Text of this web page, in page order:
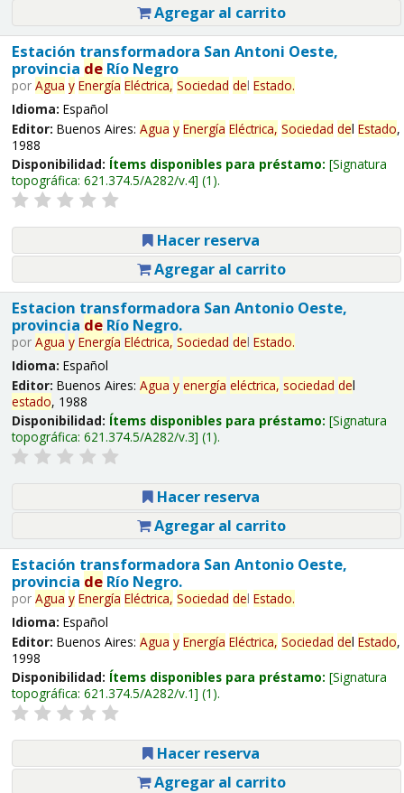
Agregar al carrito
Estación transformadora San Antoni Oeste,
provincia deRío Negro
por Agua y Energía Eléctrica, Sociedad del Estado.
Idioma: Español
Editor: Buenos Aires: Agua y Energía Eléctrica, Sociedad del Estado,
1988
Disponibilidad: Ítems disponibles para préstamo: Signatura
topográfica: 621.374.5/A282/v.4 (1).
Hacer reserva
Agregar al carrito
Estacion transformadora San Antonio Oeste,
provincia deRío Negro.
por Agua y Energía Eléctrica, Sociedad del Estado.
Idioma: Español
Editor: Buenos Aires: Agua y energía eléctrica, sociedad del
estado, 1988
Disponibilidad: Ítems disponibles para préstamo: Signatura
topográfica: 621.374.5/A282/v.3 (1).
Hacer reserva
Agregar al carrito
Estación transformadora San Antonio Oeste,
provincia deRío Negro.
por Agua y Energía Eléctrica, Sociedad del Estado.
Idioma: Español
Editor: Buenos Aires: Agua y Energía Eléctrica, Sociedad del Estado,
1998
Disponibilidad: Ítems disponibles para préstamo: Signatura
topográfica: 621.374.5/A282/v.1 (1).
Hacer reserva
Agregar al carrito